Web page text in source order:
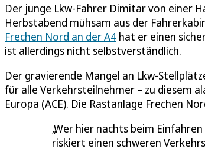
Der junge Lkw-Fahrer Dimitar von einer
Herbstabend mühsam aus der
Frechen Nord an der A4 hat er einen
ist allerdings nicht selbstverständlich.
Der gravierende Mangel an Lkw-
für alle Verkehrsteilnehmer – zu diesem
Europa (ACE). Die Rastanlage Frechen
Wer hier nachts beim
riskiert einen schweren